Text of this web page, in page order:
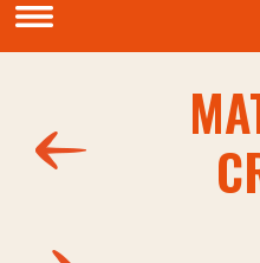
NOS PRODUITS
Sauces et